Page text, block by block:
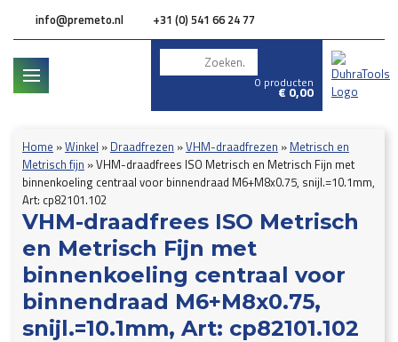
info@premeto.nl +31 (0) 541 66 24 77
0 producten
€0,00
Home »Winkel » Draadfrezen »VHM-draadfrezen » Metrisch en
Metrisch fijn »VHM-draadfrees ISO Metrisch en Metrisch Fijn met
binnenkoeling centraal voor binnendraad M6+M8x0.75, snijl.=10.1mm,
Art: cp82101.102
VHM-draadfrees ISO Metrisch
en Metrisch Fijn met
binnenkoeling centraal voor
binnendraad M6+M8x0.75,
snijl.=10.1mm, Art: cp82101.102